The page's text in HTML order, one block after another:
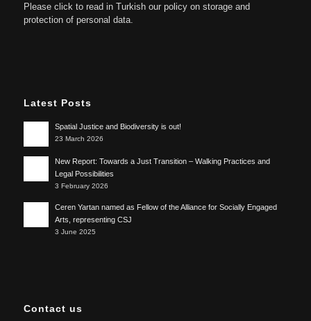
Please click to read in Turkish our policy on storage and
protection of personal data.
Latest Posts
Spatial Justice and Biodiversity is out!
23 March 2026
New Report: Towards a Just Transition – Walking Practices and
Legal Possibilities
3 February 2026
Ceren Yartan named as Fellow of the Alliance for Socially Engaged
Arts, representing CSJ
3 June 2025
Contact us